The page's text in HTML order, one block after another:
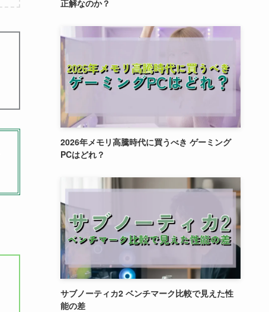
正解なのか？
2026年メモリ高騰時代に買うべき ゲーミング
PCはどれ？
サブノーティカ2 ベンチマーク比較で見えた性
能の差